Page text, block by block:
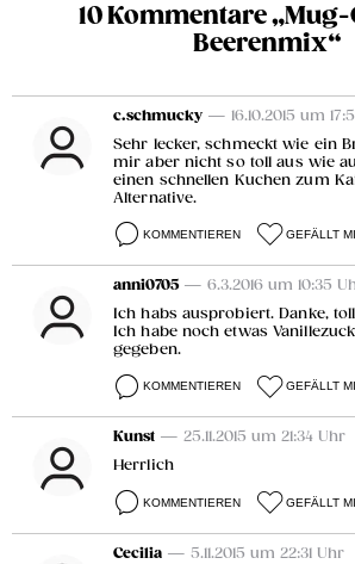
10 Kommentare
Beerenmix“
c.schmucky — 16.10.2015 um
Sehr lecker, schmeckt wie ein
mir aber nicht so toll aus wie
einen schnellen Kuchen zum
Alternative.
KOMMENTIEREN GEFÄLLT
anni0705 — 6.3.2016 um 10:35
Ich habs ausprobiert. Danke,
Ich habe noch etwas
gegeben.
KOMMENTIEREN GEFÄLLT
Kunst — 25.11.2015 um 21:34 Uhr
Herrlich
KOMMENTIEREN GEFÄLLT
Cecilia — 5.11.2015 um 22:31 Uhr